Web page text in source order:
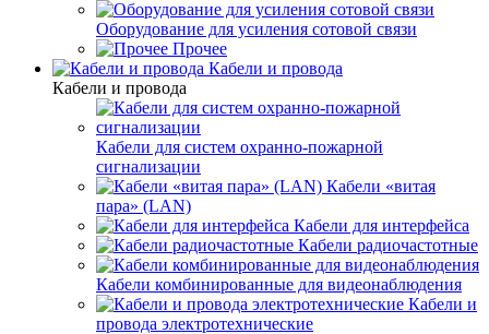
Оборудование для усиления сотовой связи
Прочее
Кабели и провода
Кабели и провода
Кабели для систем охранно-пожарной
сигнализации
Кабели «витая
пара» (LAN)
Кабели для интерфейса
Кабели радиочастотные
Кабели комбинированные для видеонаблюдения
Кабели и
провода электротехнические